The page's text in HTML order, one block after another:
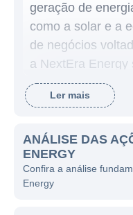
geração de
como a solar e a
de negócios
a NextEra Energy
por seu
emissão de
partir de fontes
A companhia é
Energy, Inc., um
Ler mais
ANÁLISE DAS
ENERGY
Confira a análise
Energy